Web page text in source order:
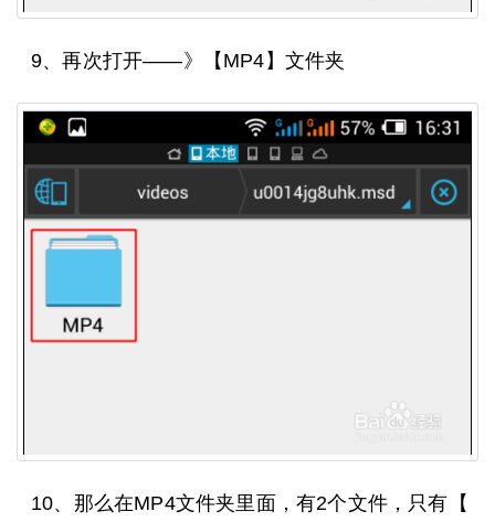
9、再次打开——》【MP4】文件夹
10、那么在MP4文件夹里面，有2个文件，只有【